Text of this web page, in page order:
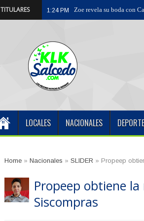
TITULARES 9:03 PM Centro Odont
LOCALES NACIONALES
Home» Nacionales » SLIDER » Propeep
Propeep obtiene
Siscompras